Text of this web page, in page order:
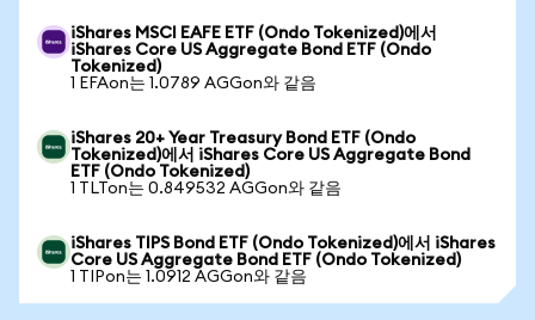
iShares MSCI EAFE ETF (Ondo Tokenized)에서
iShares Core US Aggregate Bond ETF (Ondo
Tokenized)
1 EFAon는 1.0789 AGGon와 같음
iShares 20+ Year Treasury Bond ETF (Ondo
Tokenized)에서 iShares Core US Aggregate Bond
ETF (Ondo Tokenized)
1 TLTon는 0.849532 AGGon와 같음
iShares TIPS Bond ETF (Ondo Tokenized)에서 iShares
Core US Aggregate Bond ETF (Ondo Tokenized)
1 TIPon는 1.0912 AGGon와 같음